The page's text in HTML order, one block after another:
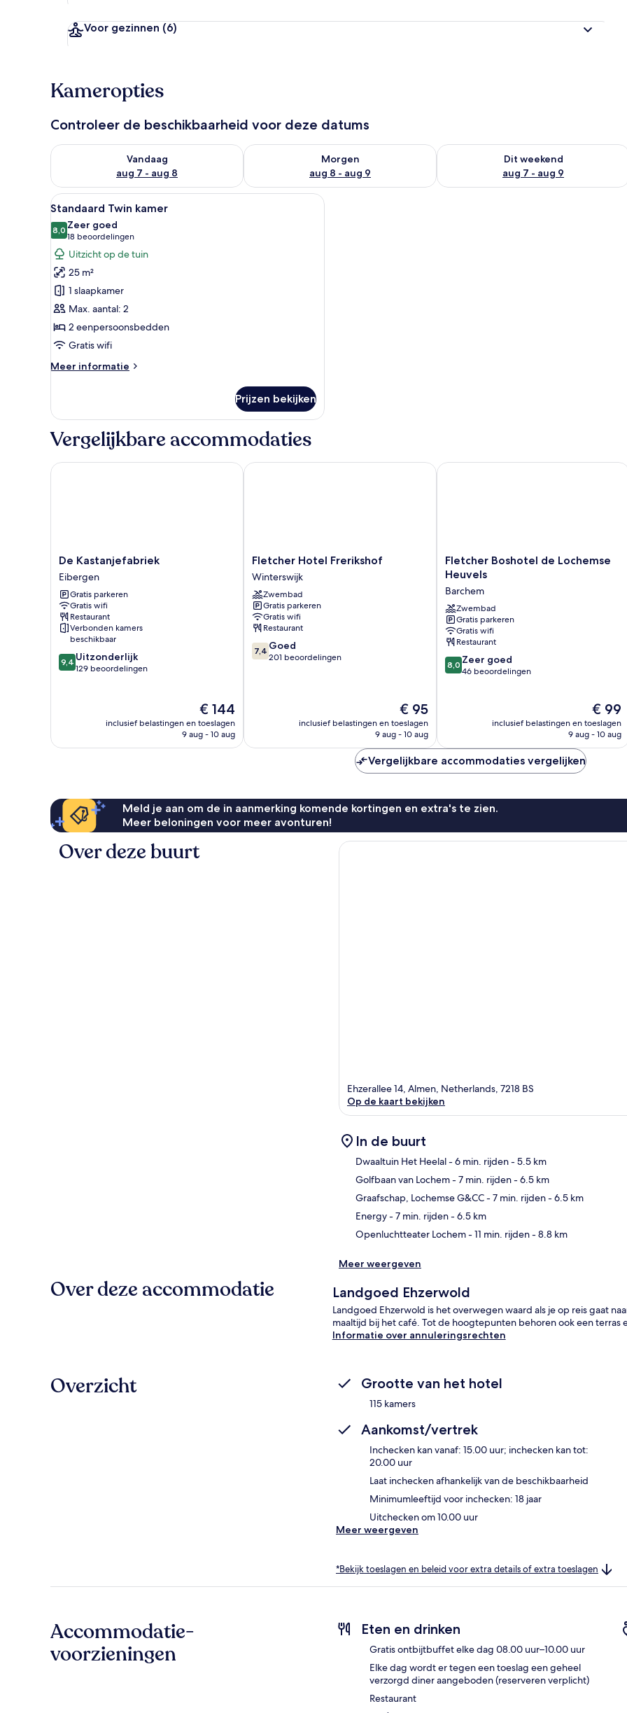
Voor gezinnen (6)
Kameropties
Controleer de beschikbaarheid voor deze datums
Vandaag
aug 7 - aug 8
De beschikbaarheid controleren voor vanavond aug 7 - aug 8
Morgen
aug 8 - aug 9
De beschikbaarheid controleren voor morgen aug 8 - aug 9
Dit weekend
aug 7 - aug 9
De beschikbaarheid controleren voor
Alle
foto's
voor
Standaard
Twin
kamer
laden
Een hotelkamer met een groot bed, een bureau met twee stoelen, een lamp en een schilderij aan de muur.
3
Standaard Twin kamer
8,08,0 van 10
Zeer goed
18 beoordelingen
(18
beoordelingen)
Uitzicht op de tuin
25 m²
1 slaapkamer
Max. aantal: 2
2 eenpersoonsbedden
Gratis wifi
Meer informatie
Meer
Twin
Prijzen bekijken
Vergelijkbare accommodaties
De
Kastanjefabriek
Eibergen
De Kastanjefabriek
Eibergen
Gratis parkeren
Gratis wifi
Restaurant
Verbonden kamers
beschikbaar
9.4
van
beoordelingen
9,4 Uitzonderlijk
129 beoordelingen
De
prijs
is
€ 144
inclusief belastingen en toeslagen
9 aug - 10 aug
De Kastanjefabriek
Fletcher
Hotel
Frerikshof
Winterswijk
Fletcher Hotel Frerikshof
Winterswijk
Zwembad
Gratis parkeren
Gratis wifi
Restaurant
7.4
van
7,4 Goed
201 beoordelingen
De
prijs
is
€ 95
inclusief belastingen en toeslagen
9 aug - 10 aug
Fletcher Hotel Frerikshof
Fletcher
Boshotel
Lochemse
Heuvels
Barchem
Fletcher Boshotel de Lochemse
Heuvels
Barchem
Zwembad
Gratis parkeren
Gratis wifi
Restaurant
8.0
van
8,0 Zeer goed
46 beoordelingen
De
prijs
is
€ 99
inclusief belastingen en toeslagen
9 aug - 10 aug
Fletcher Boshotel de Lochemse
Vergelijkbare accommodaties vergelijken
Meld je aan om de in aanmerking komende kortingen en extra's te zien.
Meer beloningen voor meer avonturen!
Over deze buurt
Ehzerallee 14, Almen, Netherlands, 7218 BS
Op de kaart bekijken
In de buurt
Dwaaltuin Het Heelal- 6 min. rijden- 5.5 km
Golfbaan van Lochem- 7 min. rijden- 6.5 km
Graafschap, Lochemse G&CC- 7 min. rijden- 6.5 km
Energy- 7 min. rijden- 6.5 km
Openluchtteater Lochem- 11 min. rijden- 8.8 km
Meer weergeven
Over deze accommodatie Landgoed Ehzerwold
Landgoed Ehzerwold is het overwegen waard als je op reis gaat
maaltijd bij het café. Tot de hoogtepunten behoren ook een terras
Informatie over annuleringsrechten
Overzicht Grootte van het hotel
115 kamers
Aankomst/vertrek
Inchecken kan vanaf: 15.00 uur; inchecken kan tot:
20.00 uur
Laat inchecken afhankelijk van de beschikbaarheid
Minimumleeftijd voor inchecken: 18 jaar
Uitchecken om 10.00 uur
Meer weergeven
*Bekijk toeslagen en beleid voor extra details of extra toeslagen
Accommodatie-
voorzieningen
Eten en drinken
Gratis ontbijtbuffet elke dag 08.00 uur–10.00 uur
Elke dag wordt er tegen een toeslag een geheel
verzorgd diner aangeboden (reserveren verplicht)
Restaurant